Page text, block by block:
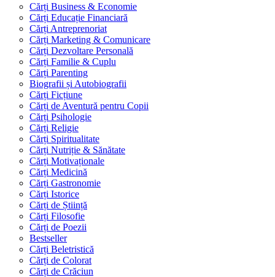
Cărți Business & Economie
Cărți Educație Financiară
Cărți Antreprenoriat
Cărți Marketing & Comunicare
Cărți Dezvoltare Personală
Cărți Familie & Cuplu
Cărți Parenting
Biografii și Autobiografii
Cărți Ficțiune
Cărți de Aventură pentru Copii
Cărți Psihologie
Cărți Religie
Cărți Spiritualitate
Cărți Nutriție & Sănătate
Cărți Motivaționale
Cărți Medicină
Cărți Gastronomie
Cărți Istorice
Cărți de Știință
Cărți Filosofie
Cărți de Poezii
Bestseller
Cărți Beletristică
Cărți de Colorat
Cărți de Crăciun